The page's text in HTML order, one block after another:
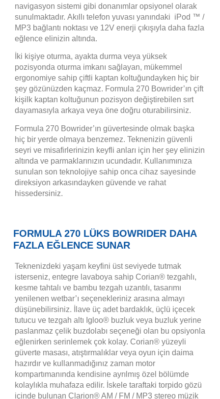
navigasyon sistemi gibi donanımlar opsiyonel olarak
sunulmaktadır. Akıllı telefon yuvası yanındaki iPod ™ /
MP3 bağlantı noktası ve 12V enerji çıkışıyla daha fazla
eğlence elinizin altında.
İki kişiye oturma, ayakta durma veya yüksek
pozisyonda oturma imkanı sağlayan, mükemmel
ergonomiye sahip çiftli kaptan koltuğundayken hiç bir
şey gözünüzden kaçmaz. Formula 270 Bowrider’ın çift
kişilk kaptan koltuğunun pozisyon değiştirebilen sırt
dayamasıyla arkaya veya öne doğru oturabilirsiniz.
Formula 270 Bowrider’ın güvertesinde olmak başka
hiç bir yerde olmaya benzemez. Teknenizin güvenli
seyri ve misafirlerinizin keyfli anları için her şey elinizin
altında ve parmaklarınızın ucundadır. Kullanımınıza
sunulan son teknolojiye sahip onca cihaz sayesinde
direksiyon arkasındayken güvende ve rahat
hissedersiniz.
FORMULA 270 LÜKS BOWRIDER DAHA
FAZLA EĞLENCE SUNAR
Teknenizdeki yaşam keyfini üst seviyede tutmak
isterseniz, entegre lavaboya sahip Corian® tezgahlı,
kesme tahtalı ve bambu tezgah uzantılı, tasarımı
yenilenen wetbar’ı seçenekleriniz arasına almayı
düşünebilirsiniz. İlave üç adet bardaklık, üçlü içecek
tutucu ve tezgah altı Igloo® buzluk veya buzluk yerine
paslanmaz çelik buzdolabı seçeneği olan bu opsiyonla
eğlenirken serinlemek çok kolay. Corian® yüzeyli
güverte masası, atıştırmalıklar veya oyun için daima
hazırdır ve kullanmadığınız zaman motor
kompartımanında kendisine ayrılmış özel bölümde
kolaylıkla muhafaza edilir. İskele taraftaki torpido gözü
içinde bulunan Clarion® AM / FM / MP3 stereo müzik